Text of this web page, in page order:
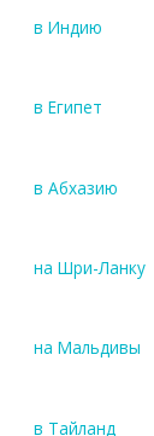
в Индию
в Египет
в Абхазию
на Шри-Ланку
на Мальдивы
в Тайланд